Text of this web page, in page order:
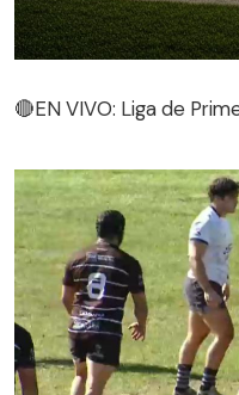
🔴EN VIVO: Liga de